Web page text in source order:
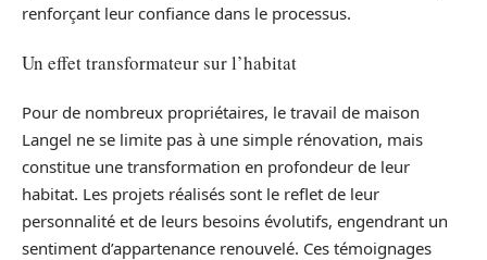
renforçant leur confiance dans le processus.
Un effet transformateur sur l’habitat
Pour de nombreux propriétaires, le travail de maison
Langel ne se limite pas à une simple rénovation, mais
constitue une transformation en profondeur de leur
habitat. Les projets réalisés sont le reflet de leur
personnalité et de leurs besoins évolutifs, engendrant un
sentiment d’appartenance renouvelé. Ces témoignages